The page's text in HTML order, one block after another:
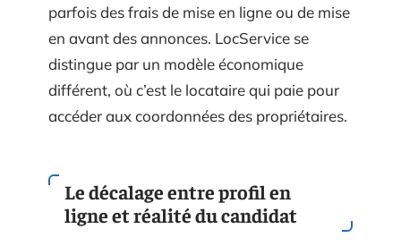
parfois des frais de mise en ligne ou de mise
en avant des annonces. LocService se
distingue par un modèle économique
différent, où c’est le locataire qui paie pour
accéder aux coordonnées des propriétaires.
Le décalage entre profil en
ligne et réalité du candidat